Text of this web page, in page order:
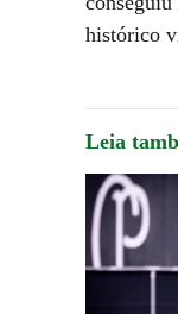
histórico
Leia